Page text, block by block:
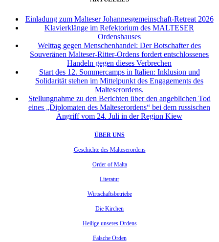
Einladung zum Malteser Johannesgemeinschaft-Retreat 2026
Klavierklänge im Refektorium des MALTESER
Ordenshauses
Welttag gegen Menschenhandel: Der Botschafter des
Souveränen Malteser-Ritter-Ordens fordert entschlossenes
Handeln gegen dieses Verbrechen
Start des 12. Sommercamps in Italien: Inklusion und
Solidarität stehen im Mittelpunkt des Engagements des
Malteserordens.
Stellungnahme zu den Berichten über den angeblichen Tod
eines „Diplomaten des Malteserordens“ bei dem russischen
Angriff vom 24. Juli in der Region Kiew
ÜBER UNS
Geschichte des Malteserordens
Order of Malta
Literatur
Wirtschaftsbetriebe
Die Kirchen
Heilige unseres Ordens
Falsche Orden